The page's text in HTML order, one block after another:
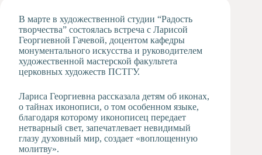
студия
Музыкальное
отделение
Психологическая
Служба
Тьюторская
служба
В марте в художественной студии “Радость
творчества” состоялась встреча с Ларисой
Георгиевной Гачевой, доцентом кафедры
монументального искусства и руководителем
художественной мастерской факультета
церковных художеств ПСТГУ.
Лариса Георгиевна рассказала детям об иконах,
о тайнах иконописи, о том особенном языке,
благодаря которому иконописец передает
нетварный свет, запечатлевает невидимый
глазу духовный мир, создает «воплощенную
молитву».